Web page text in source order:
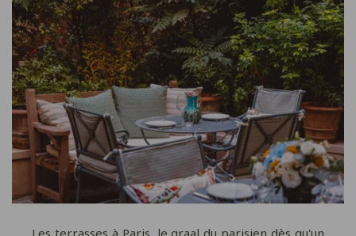
Les terrasses à Paris, le graal du parisien dès qu'un